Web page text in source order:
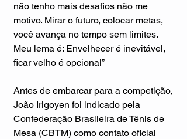
não tenho mais desafios não me
motivo. Mirar o futuro, colocar metas,
você avança no tempo sem limites.
Meu lema é: Envelhecer é inevitável,
ficar velho é opcional”
Antes de embarcar para a competição,
João Irigoyen foi indicado pela
Confederação Brasileira de Tênis de
Mesa (CBTM) como contato oficial